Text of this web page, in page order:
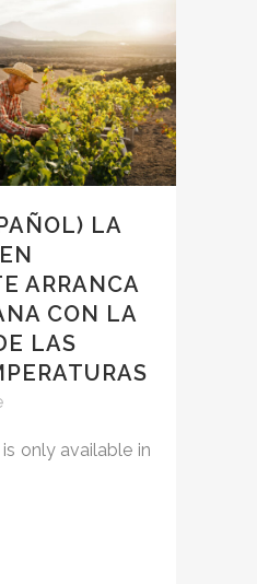
LA
ARRANCA
CON LA
LAS
only available in